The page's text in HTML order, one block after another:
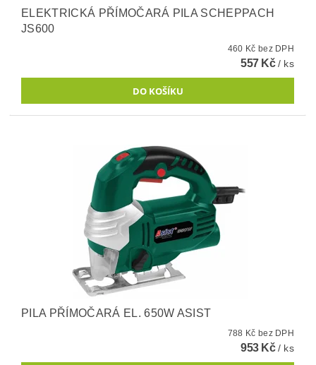
ELEKTRICKÁ PŘÍMOČARÁ PILA SCHEPPACH
JS600
460 Kč bez DPH
557 Kč/ ks
PILA PŘÍMOČARÁ EL. 650W ASIST
788 Kč bez DPH
953 Kč/ ks